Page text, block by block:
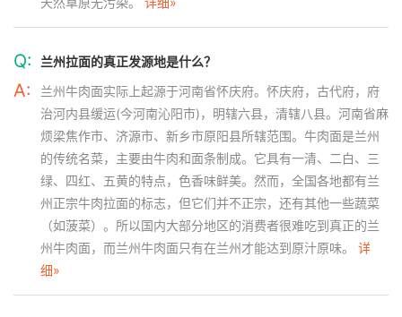
Q: 兰州拉面的真正发源地是什么？
A:
兰州牛肉面实际上起源于河南省怀庆府。怀庆府，古代府，府
治河内县缓运(今河南沁阳市)，明辖六县，清辖八县。河南省麻
烦梁焦作市、济源市、新乡市原阳县所辖范围。牛肉面是兰州
的传统名菜，主要由牛肉和面条制成。它具有一清、二白、三
绿、四红、五黄的特点，色香味鲜美。然而，全国各地都有兰
州正宗牛肉拉面的标志，但它们并不正宗，还有其他一些蔬菜
（如菠菜）。所以国内大部分地区的消费者很难吃到真正的兰
州牛肉面，而兰州牛肉面只有在兰州才能达到原汁原味。 详
细»